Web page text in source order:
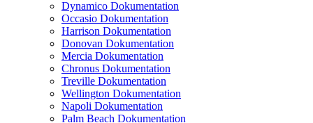
Dynamico Dokumentation
Occasio Dokumentation
Harrison Dokumentation
Donovan Dokumentation
Mercia Dokumentation
Chronus Dokumentation
Treville Dokumentation
Wellington Dokumentation
Napoli Dokumentation
Palm Beach Dokumentation